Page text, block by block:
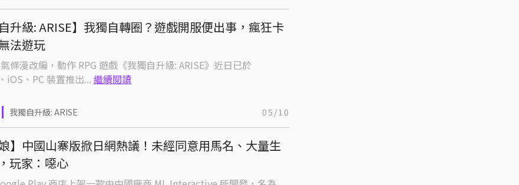
自升級: ARISE】我獨自轉圈？遊戲開服便出事，瘋狂卡
法遊玩
條漫改編，動作 RPG 遊戲《我獨自升級: ARISE》近日已於
iOS、PC 裝置推出... 繼續閱讀
我獨自升級: ARISE 05/10
娘】中國山寨版掀日網熱議！未經同意用馬名、大量生
玩家：噁心